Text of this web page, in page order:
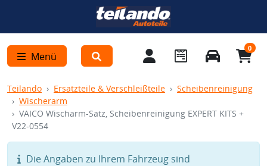
Menü
0
Teilando Ersatzteile & Verschleißteile
Scheibenreinigung
Wischerarm
VAICO Wischarm-Satz, Scheibenreinigung EXPERT KITS +
V22-0554
Die Angaben zu Ihrem Fahrzeug sind